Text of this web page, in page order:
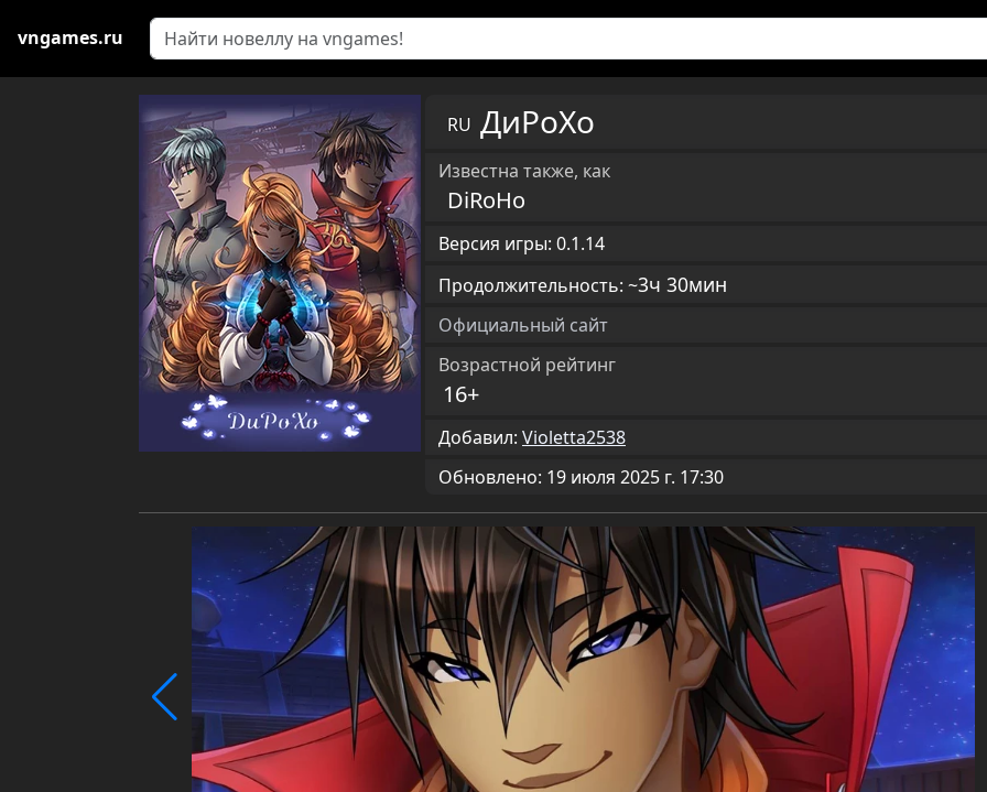
vngames.ru
RU ДиРоХо
Известна также, как
DiRoHo
Версия игры: 0.1.14
Продолжительность: ~3ч 30мин
Официальный сайт
Возрастной рейтинг
16+
Добавил: Violetta2538
Обновлено: 19 июля 2025 г. 17:30